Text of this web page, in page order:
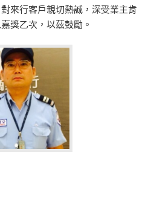
來行客戶親切熱誠，深受業主肯
獎乙次，以茲鼓勵。